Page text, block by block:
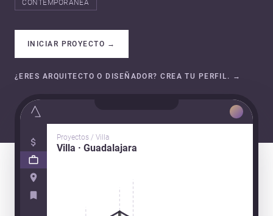
CONTEMPORÁNEA
INICIAR PROYECTO →
¿ERES ARQUITECTO O DISEÑADOR? CREA TU PERFIL. →
Proyectos / Villa
Villa · Guadalajara